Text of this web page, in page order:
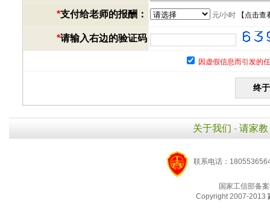
*支付给老师的报酬： 元/小时【 点击查
*请输入右边的验证码
因虚假信息而引发的
关于我们 - 请家教
联系电话：
国家工信部备
Copyright 2007-2013